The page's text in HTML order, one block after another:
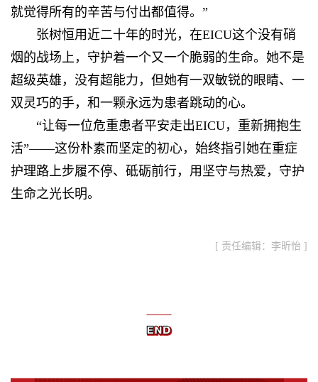
就觉得所有的辛苦与付出都值得。”
张树恒用近二十年的时光，在EICU这个没有硝
烟的战场上，守护着一个又一个脆弱的生命。她不是
超级英雄，没有超能力，但她有一双敏锐的眼睛、一
双灵巧的手，和一颗永远为患者跳动的心。
“让每一位危重患者平安走出EICU，重新拥抱生
活”——这份朴素而坚定的初心，始终指引她在重症
护理路上步履不停、砥砺前行，用坚守与热爱，守护
生命之光长明。
[ 责任编辑：李昕怡 ]